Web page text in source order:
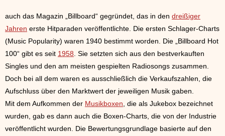
auch das Magazin „Billboard“ gegründet, das in den dreißiger
Jahren erste Hitparaden veröffentlichte. Die ersten Schlager-Charts
(Music Popularity) waren 1940 bestimmt worden. Die „Billboard Hot
100“ gibt es seit 1958 . Sie setzten sich aus den bestverkauften
Singles und den am meisten gespielten Radiosongs zusammen.
Doch bei all dem waren es ausschließlich die Verkaufszahlen, die
Aufschluss über den Marktwert der jeweiligen Musik gaben.
Mit dem Aufkommen der Musikboxen , die als Jukebox bezeichnet
wurden, gab es dann auch die Boxen-Charts, die von der Industrie
veröffentlicht wurden. Die Bewertungsgrundlage basierte auf den